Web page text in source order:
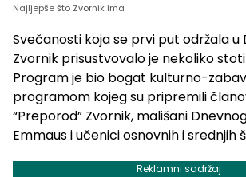
Najljepše što Zvornik ima
Svečanosti koja se prvi put održala u
Zvornik prisustvovalo je nekoliko
Program je bio bogat kulturno-
programom kojeg su pripremili
“Preporod” Zvornik, mališani
Emmaus i učenici osnovnih i srednjih
Reklamni sadržaj